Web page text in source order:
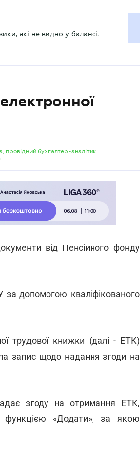
які не видно у балансі.
провідний бухгалтер-аналітик
від Пенсійного фонду
за допомогою кваліфікованого
трудової книжки (далі - ЕТК)
запис щодо надання згоди на
згоду на отримання ЕТК,
функцією «Додати», за якою